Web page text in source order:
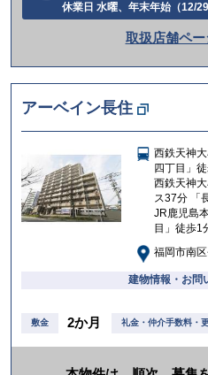
休業日 水曜、年末年始（12/
取扱店舗ペ
アーベイン長住
西鉄天神
四丁目」
西鉄天神
ス37分 「
JR鹿児島
目」徒歩1
福岡市南
建物情報・お問
敷金 2か月 礼金・仲介手数料・